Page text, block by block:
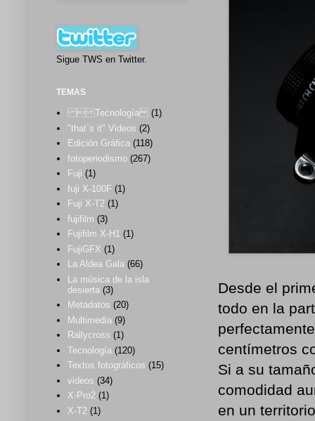
Desde el
todo en la
centímetros
Si a su
comodidad
en un
Sigue TWS en Twitter.
TEMAS
 Tecnología (1)
"that´s it" Videos (2)
Edición Gráfica (118)
fotoperiodismo (267)
Fuji (1)
fuji X-100F (1)
Fuji X-T2 (1)
fujifilm (3)
Fujifilm X-H1 (1)
FujiGFX (1)
La Aldea Gala (66)
La música de la isla
desierta (3)
Metadatos (20)
Multimedia (9)
Rallycross (1)
Tecnología (120)
Textos fotográficos (15)
videos (34)
X-Pro2 (1)
X-T2 (1)